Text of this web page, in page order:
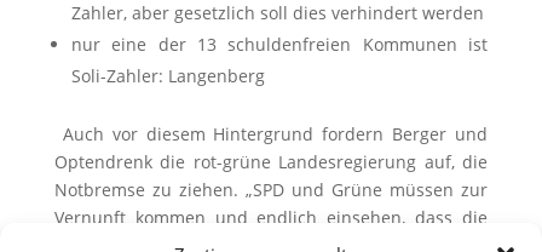
Zahler, aber gesetzlich soll dies verhindert werden
nur eine der 13 schuldenfreien Kommunen ist
Soli-Zahler: Langenberg
Auch vor diesem Hintergrund fordern Berger und
Optendrenk die rot-grüne Landesregierung auf, die
Notbremse zu ziehen. „SPD und Grüne müssen zur
Vernunft kommen und endlich einsehen, dass die
Kommunen finanziell nicht in der Lage sind, den Soli